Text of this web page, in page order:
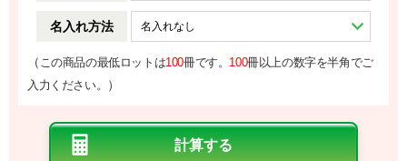
名入れ方法
（ この商品の最低ロットは100冊です。 100冊以上の数字を半角でご
入力ください。
）